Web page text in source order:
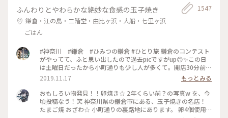
ふんわりとやわらかな絶妙な食感の玉子焼き
鎌倉・江の島・二階堂・由比ヶ浜・大船・七里ヶ浜
ごはん
1547
#神奈川 #鎌倉 #ひみつの鎌倉 #ひとり旅 鎌倉のコンテスト
がやってて、ふと思い出したので過去picですがup😌✨この日
は土曜日だったから小町通りも少し人が多くて。開店30分前に
並び始めて、既に前に10人ほどいましたよ〜。運良く1巡目で
入れたので、玉子焼きを注文😎なんともいえない甘さと出汁の
お味と、、、とりあえず美味😂笑！また機会があれば行きたい
なあ。
2019.11.17
もっとみる
おもしろい物発見！！卵焼き☆ 2年くらい前？の写真w を、今
頃投稿なう！笑 神奈川県の鎌倉市にある、玉子焼きの名店！
たまご焼 おざわ☆ 小町通りの裏路地にあります。 卵4個使用